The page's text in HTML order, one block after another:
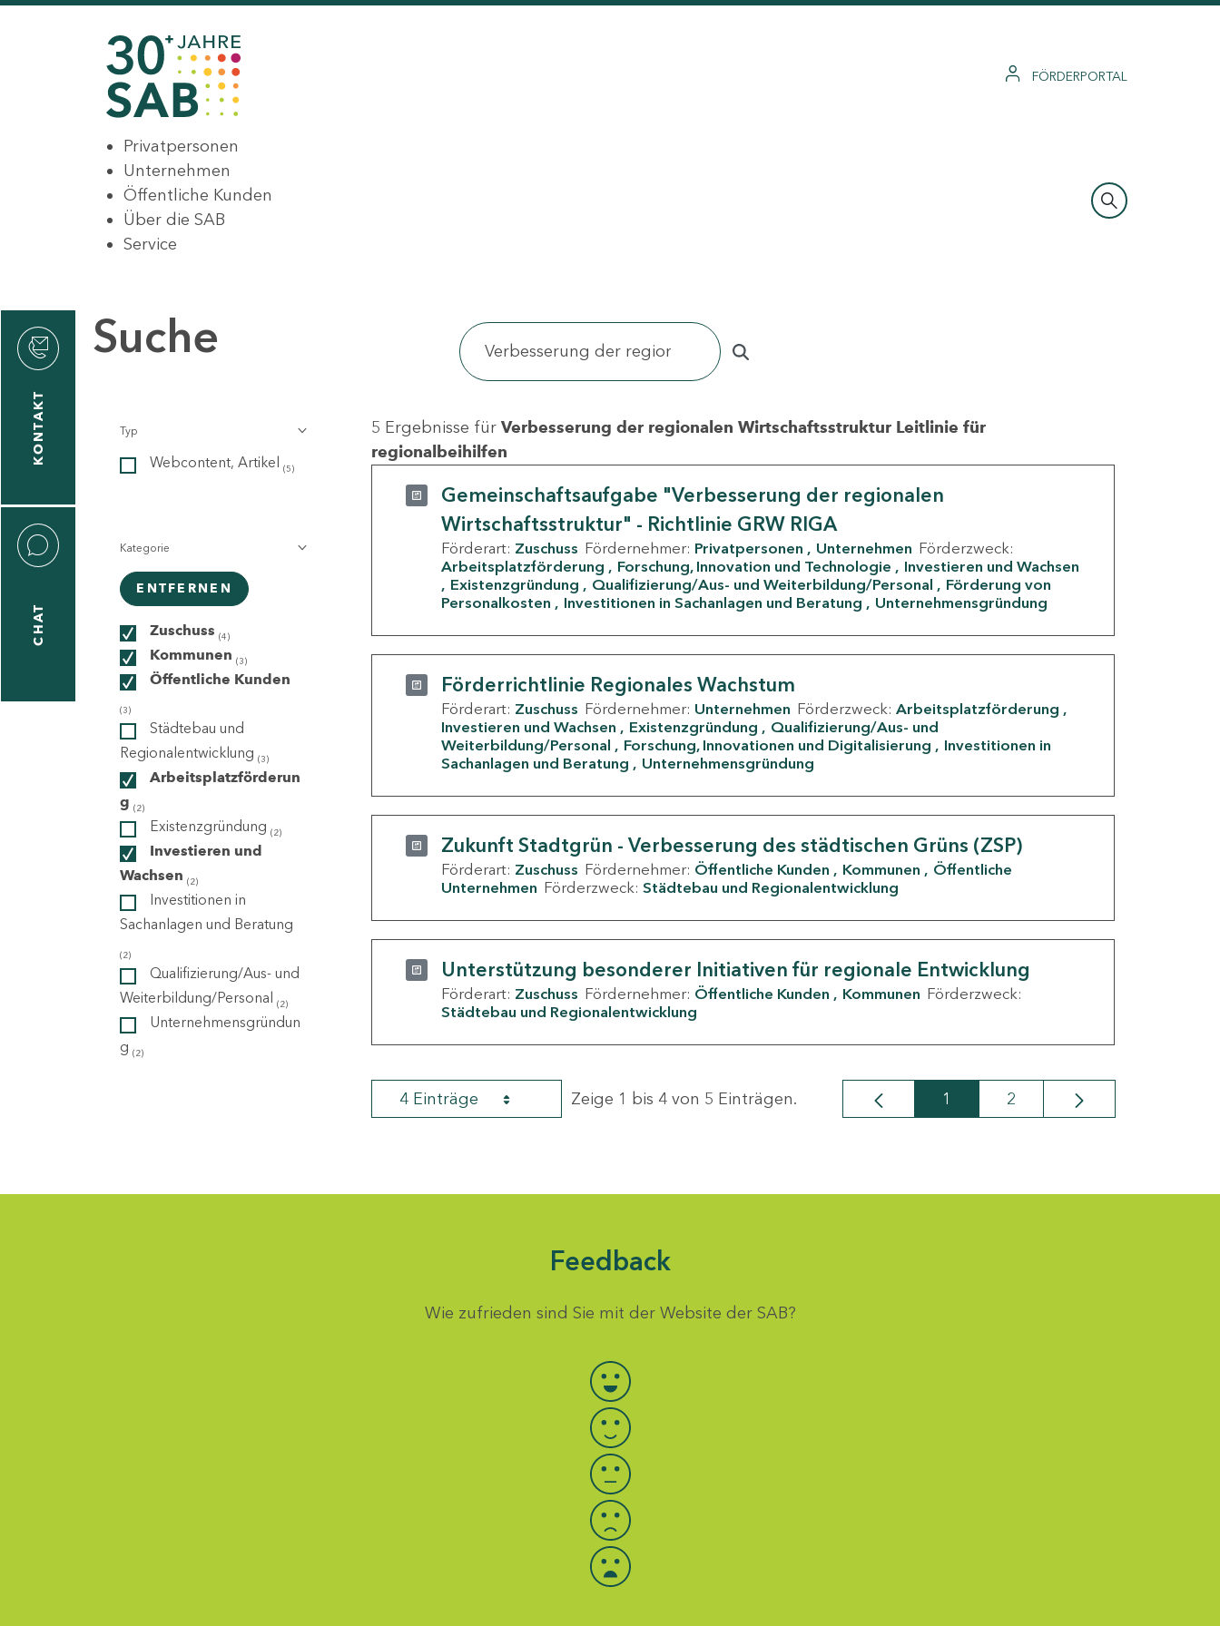
FÖRDERPORTAL
Privatpersonen
Unternehmen
Öffentliche Kunden
Über die SAB
Service
KONTAKT
CHAT
Suche
Typ
Webcontent, Artikel (5)
Kategorie
ENTFERNEN
Zuschuss (4)
Kommunen (3)
Öffentliche Kunden
(3)
Städtebau und
Regionalentwicklung (3)
Arbeitsplatzförderun
g (2)
Existenzgründung (2)
Investieren und
Wachsen (2)
Investitionen in
Sachanlagen und Beratung
(2)
Qualifizierung/Aus- und
Weiterbildung/Personal (2)
Unternehmensgründun
g (2)
5 Ergebnisse für Verbesserung der regionalen Wirtschaftsstruktur Leitlinie für
regionalbeihilfen
Gemeinschaftsaufgabe "Verbesserung der regionalen
Wirtschaftsstruktur" - Richtlinie GRW RIGA
Förderart: Zuschuss Fördernehmer: Privatpersonen Unternehmen Förderzweck:
Arbeitsplatzförderung
Forschung, Innovation und Technologie
Investieren und Wachsen
Existenzgründung
Qualifizierung/Aus- und Weiterbildung/Personal
Förderung von
Personalkosten
Investitionen in Sachanlagen und Beratung Unternehmensgründung
Förderrichtlinie Regionales Wachstum
Förderart: Zuschuss Fördernehmer: Unternehmen Förderzweck: Arbeitsplatzförderung
Investieren und Wachsen
Existenzgründung
Qualifizierung/Aus- und
Weiterbildung/Personal
Forschung, Innovationen und Digitalisierung
Investitionen in
Sachanlagen und Beratung
Unternehmensgründung
Zukunft Stadtgrün - Verbesserung des städtischen Grüns (ZSP)
Förderart: Zuschuss Fördernehmer: Öffentliche Kunden Kommunen
Öffentliche
Unternehmen Förderzweck: Städtebau und Regionalentwicklung
Unterstützung besonderer Initiativen für regionale Entwicklung
Förderart: Zuschuss Fördernehmer: Öffentliche Kunden Kommunen Förderzweck:
Städtebau und Regionalentwicklung
4 Einträge Zeige 1 bis 4 von 5 Einträgen. Seite
1 Seite
2
Feedback
Wie zufrieden sind Sie mit der Website der SAB?
Bewertung auswählen